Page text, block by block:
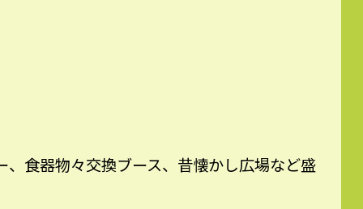
食器物々交換ブース、昔懐かし広場など盛